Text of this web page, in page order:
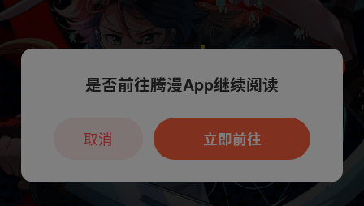
本章节仅支持App阅读，可打开App新用
户7天免费看
是否前往腾漫App继续阅读
立即前往
取消